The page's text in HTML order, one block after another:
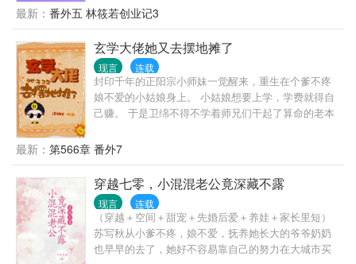
发光，漂亮到叫人挪不开眼的小姑娘回来时，所有人
傻眼了。 众人泪奔：谣言误我。
自己居然是一本军婚对照文里面的觊觎男主的男配妻
子！ 林筱若自认自己不是书中那个无脑女配，她只想
找出前世杀死自己的凶手，找到被陷害下放到不知道
哪里的家人，搭上改革开放的步伐，成为妥妥的富一
代！ 后来，林筱若才发现，那一直痴汉脸无条件宠爱
她的男配，也被她纳入自己的人生规划中，成为无法
割舍的存在。 肖楚北：努力挣军功，让媳妇更加崇拜
自己！ 肖楚北：媳妇今天又给我偷看我了，嘿嘿~~ 性
完美的生活的开始！
最新： 番外五 林筱若创业记3
玄学大佬她又去摆地摊了
现言 连载
封印千年的正阳宗小师妹一觉醒来，重生在个爹不疼
娘不爱的小姑娘身上。 小姑娘想要上学，学费就得自
己赚。 于是卫绵不得不学着师兄们干起了算命的老本
姻缘。” 卫绵：“你女儿现在养着个小白脸，比她小九
岁，赶紧分了，会被骗财。” …… “大师，你看我新男
朋友怎么样，是不是我的正缘？” 卫绵：“你男朋友艾
滋病，全家都知道，就等着骗你结婚呢！” …… “大
师，你看我的病能不能治好，这辈子还能不能有自己
的孩子了？” 卫绵：“你没病，是你老公不能生，建议
你换个医院检查。” …… “大师，我天天晚上做梦梦见
一个女人，要砍了我的脚。” 卫绵：“你穿了死人的鞋
最新： 第566章 番外7
穿越七零，小混混老公竟深藏不露
现言 连载
（穿越＋空间＋甜宠＋先婚后爱＋养娃＋家长里短）
苏写秋从小爹不疼，娘不爱，抚养她长大的爷爷奶奶
也早早的去了，她好不容易靠自己的努力在大城市买